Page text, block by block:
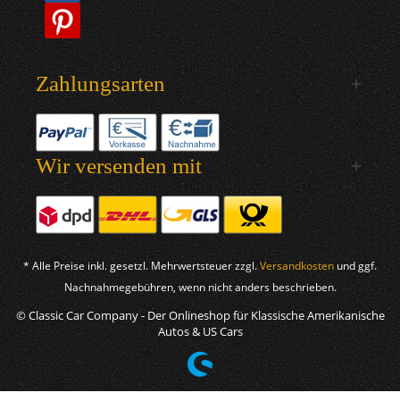
Zahlungsarten
Wir versenden mit
* Alle Preise inkl. gesetzl. Mehrwertsteuer zzgl.Versandkosten und ggf.
Nachnahmegebühren, wenn nicht anders beschrieben.
© Classic Car Company - Der Onlineshop für Klassische Amerikanische
Autos & US Cars